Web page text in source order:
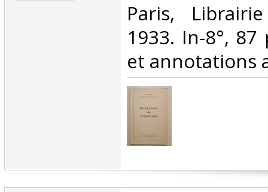
‎Paris,
1933. In-8°,
et annotations